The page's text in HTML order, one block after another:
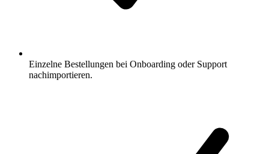
Einzelne Bestellungen bei Onboarding oder Support
nachimportieren.